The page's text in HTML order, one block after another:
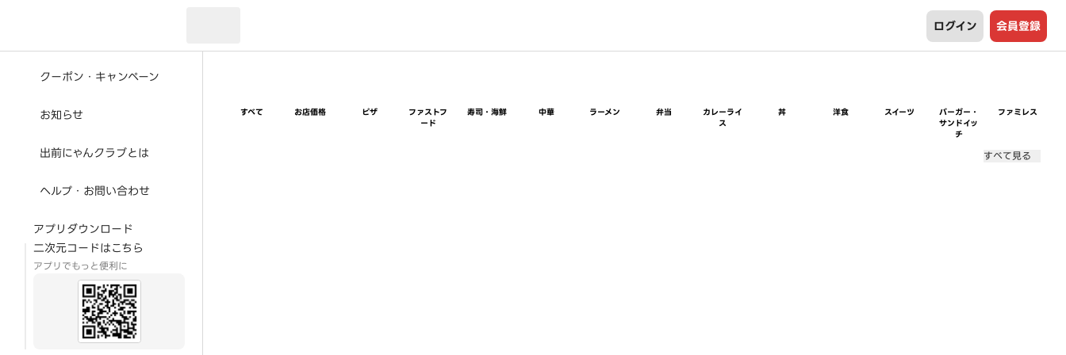
ログイン 会員登録
クーポン・キャンペーン
お知らせ
出前にゃんクラブとは
ヘルプ・お問い合わせ
アプリダウンロード
二次元コードはこちら
アプリでもっと便利に
すべて お店価格 ピザ
ファストフ
ード
寿司・海鮮 中華 ラーメン 弁当
カレーライ
ス
丼 洋食 スイーツ
バーガー・
サンドイッ
チ
ファミレス
すべて見る